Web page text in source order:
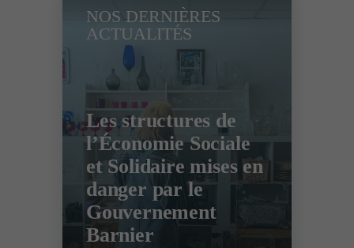
NOS DERNIÈRES
ACTUALITÉS
Les structures de
l’Économie Sociale
et Solidaire mises en
danger par le
Gouvernement
Barnier